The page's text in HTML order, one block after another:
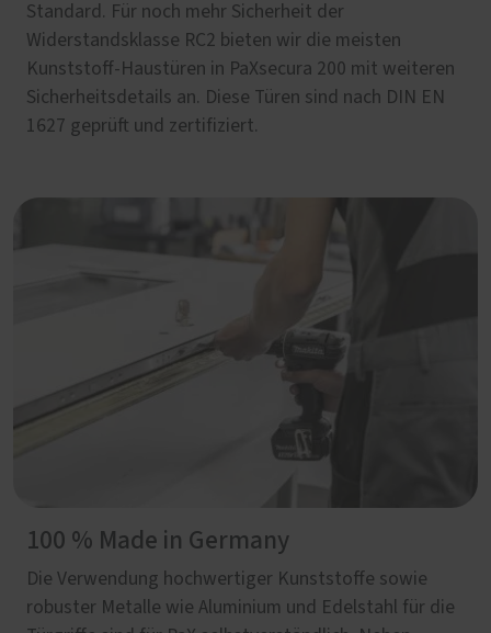
Standard. Für noch mehr Sicherheit der
Widerstandsklasse RC2 bieten wir die meisten
Kunststoff-Haustüren in PaXsecura 200 mit weiteren
Sicherheitsdetails an. Diese Türen sind nach DIN EN
1627 geprüft und zertifiziert.
100 % Made in Germany
Die Verwendung hochwertiger Kunststoffe sowie
robuster Metalle wie Aluminium und Edelstahl für die